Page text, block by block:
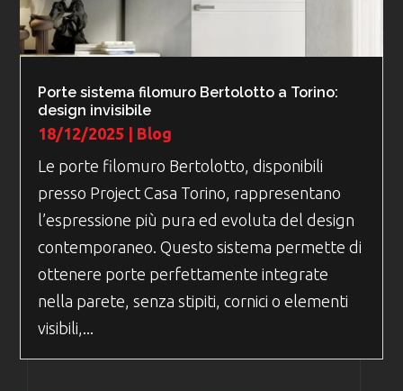
Porte sistema filomuro Bertolotto a Torino:
design invisibile
18/12/2025 | Blog
Le porte filomuro Bertolotto, disponibili
presso Project Casa Torino, rappresentano
l’espressione più pura ed evoluta del design
contemporaneo. Questo sistema permette di
ottenere porte perfettamente integrate
nella parete, senza stipiti, cornici o elementi
visibili,...